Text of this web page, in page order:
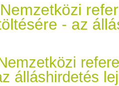
- az
álláshirdetés